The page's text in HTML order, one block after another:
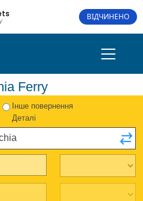
ВІДЧИНЕНО
Ferry
Інше повернення
Деталі